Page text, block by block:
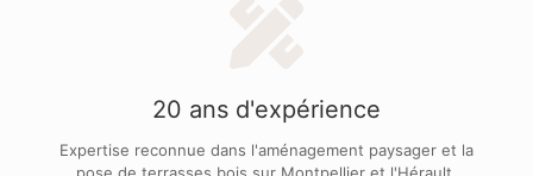
20 ans d'expérience
Expertise reconnue dans l'aménagement paysager et la